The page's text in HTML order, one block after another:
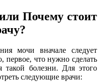
Почему стоит
мочи вначале следует
первое, что нужно сделать
болезни. Для этого
следующие врачи: